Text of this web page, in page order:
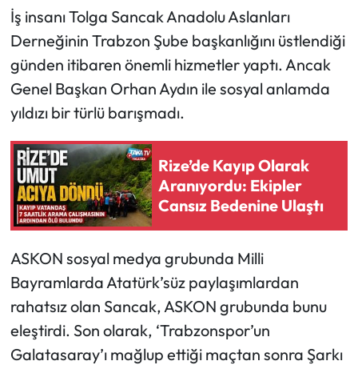
İş insanı Tolga Sancak Anadolu Aslanları
Derneğinin Trabzon Şube başkanlığını üstlendiği
günden itibaren önemli hizmetler yaptı. Ancak
Genel Başkan Orhan Aydın ile sosyal anlamda
yıldızı bir türlü barışmadı.
Rize’de Kayıp Olarak
Aranıyordu: Ekipler
Cansız Bedenine Ulaştı
ASKON sosyal medya grubunda Milli
Bayramlarda Atatürk’süz paylaşımlardan
rahatsız olan Sancak, ASKON grubunda bunu
eleştirdi. Son olarak, ‘Trabzonspor’un
Galatasaray’ı mağlup ettiği maçtan sonra Şarkı
Spor Yazıları
Mektup Galeri
Ekonomi
Sağlık
Turizm
Teknoloji